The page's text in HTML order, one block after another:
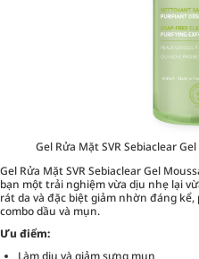
Gel Rửa Mặt SVR Sebiaclear
Gel Rửa Mặt SVR Sebiaclear Gel
bạn một trải nghiệm vừa dịu nhẹ lại
rát da và đặc biệt giảm nhờn đáng
combo dầu và mụn.
Ưu điểm:
Làm dịu và giảm sưng mụn